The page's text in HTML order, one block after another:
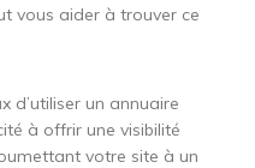
vous aider à trouver ce
d’utiliser un annuaire
à offrir une visibilité
votre site à un